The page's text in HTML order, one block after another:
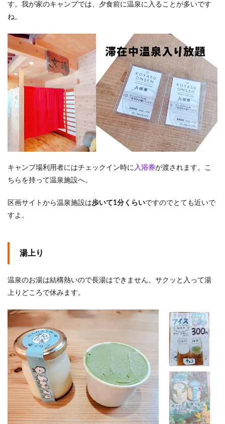
す。我が家のキャンプでは、夕食前に温泉に入ることが多いです
ね。
キャンプ場利用者にはチェックイン時に入浴券が渡されます。こ
ちらを持って温泉施設へ。
区画サイトから温泉施設は歩いて1分くらいですのでとても近いで
すよ。
湯上り
温泉のお湯は結構熱いので長湯はできません。サクッと入って湯
上りどころで休みます。